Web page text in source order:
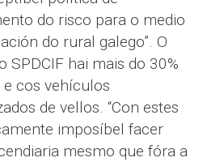
do risco para o medio
do rural galego”. O
SPDCIF hai mais do 30%
cos vehículos
de vellos. “Con estes
imposíbel facer
mesmo que fóra a